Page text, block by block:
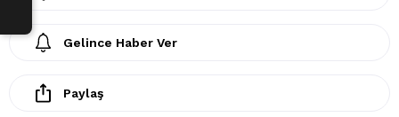
Gelince Haber Ver
Paylaş